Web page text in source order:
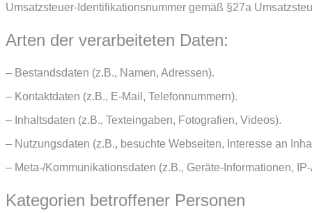
Umsatzsteuer-Identifikationsnummer gemäß §27a
Arten der verarbeiteten Daten:
– Bestandsdaten (z.B., Namen, Adressen).
– Kontaktdaten (z.B., E-Mail, Telefonnummern).
– Inhaltsdaten (z.B., Texteingaben, Fotografien, Videos).
– Nutzungsdaten (z.B., besuchte Webseiten, Interesse an
– Meta-/Kommunikationsdaten (z.B., Geräte-Informationen,
Kategorien betroffener Personen